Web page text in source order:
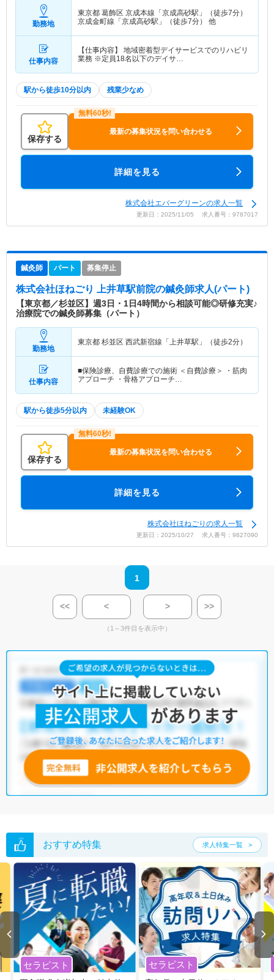
勤務地
東京都 葛飾区 京成本線「京成高砂駅」（徒歩7分）
京成金町線「京成高砂駅」（徒歩7分） 他
仕事内容
【仕事内容】 地域密着型デイサービスでのリハビリ
業務 ※定員18名以下のデイサ…
駅から徒歩10分以内 残業少なめ
保存する
最新の募集状況を問い合わせる
詳細を見る
株式会社エバーグリーンの求人一覧
更新日：2025/11/05 求人番号：9787017
鍼灸師 パート 募集停止
株式会社ほねごり 上井草駅前院の鍼灸師求人(パート)
【東京都／杉並区】週3日・1日4時間から相談可能◎研修充実♪
治療院での鍼灸師募集（パート）
勤務地
東京都 杉並区 西武新宿線「上井草駅」（徒歩2分）
仕事内容
■保険診療、自費診療での施術 ＜自費診療＞ ・筋肉
アプローチ ・骨格アプローチ…
駅から徒歩5分以内 未経験OK
保存する
最新の募集状況を問い合わせる
詳細を見る
株式会社ほねごりの求人一覧
更新日：2025/10/27 求人番号：9827090
1
<< < > >>
（1～3件目を表示中）
おすすめ特集 求人特集一覧
セラピスト セラピスト